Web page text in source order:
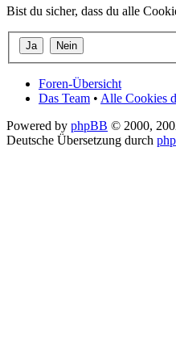
Bist du sicher, dass du alle
Foren-Übersicht
Das Team • Alle Cookies
Powered by phpBB © 2000,
Deutsche Übersetzung durch